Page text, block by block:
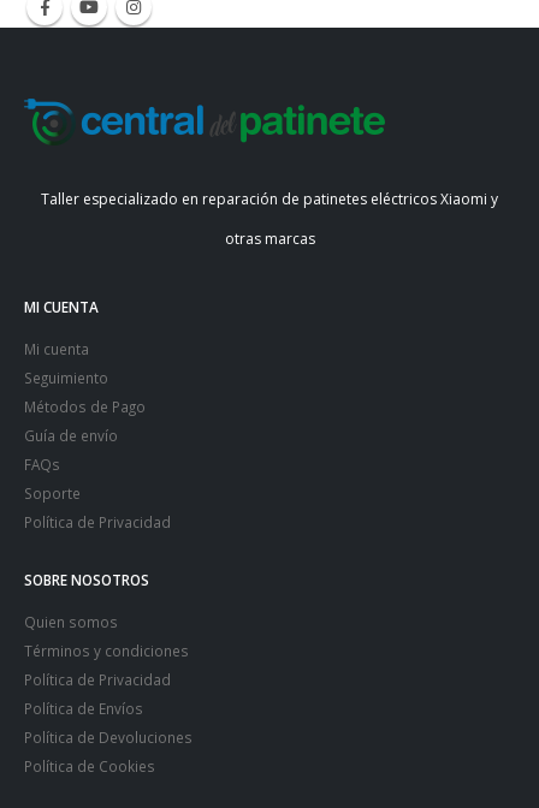
Taller especializado en reparación de patinetes eléctricos Xiaomi y
otras marcas
MI CUENTA
Mi cuenta
Seguimiento
Métodos de Pago
Guía de envío
FAQs
Soporte
Política de Privacidad
SOBRE NOSOTROS
Quien somos
Términos y condiciones
Política de Privacidad
Política de Envíos
Política de Devoluciones
Política de Cookies